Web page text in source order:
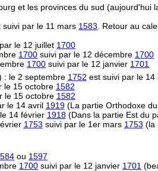
et les provinces du sud (aujourd'hui
suivi par le 11 mars 1583. Retour au
le 12 juillet 1700
1700 suivi par le 12 décembre 1700
1700 suivi par le 12 janvier 1701
: le 2 septembre 1752 est suivi par le 14
le 15 octobre 1582
le 15 octobre 1582
le 14 avril 1919(La partie Orthodoxe
14 février 1918(Dans la partie Est du
1753 suivi par le 1er mars 1753 (la
ou 1597
1700 suivi par le 12 janvier 1701